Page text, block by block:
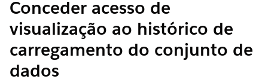
Conceder acesso de
visualização ao histórico de
carregamento do conjunto de
dados